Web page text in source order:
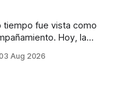
tiempo fue vista como
Hoy, la
de quienes buscan
Aug 2026